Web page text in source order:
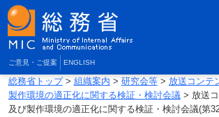
ご意見・ご提案 ENGLISH
総務省トップ> 組織案内 > 研究会等> 放送コンテ
製作環境の適正化に関する検証・検討会議> 放送コ
及び製作環境の適正化に関する検証・検討会議(第